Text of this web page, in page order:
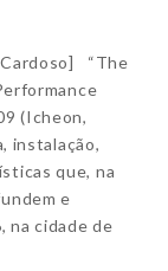
“The
(Icheon,
instalação,
que, na
e
na cidade de